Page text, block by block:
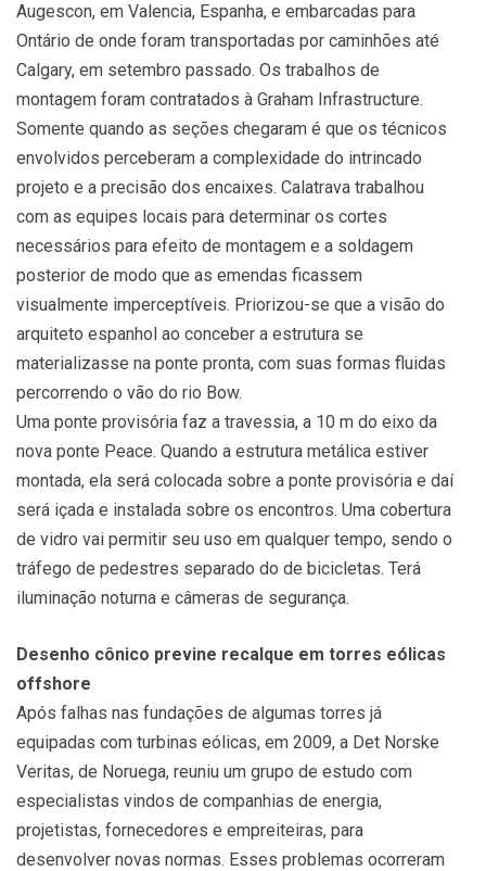
Augescon, em Valencia, Espanha, e embarcadas para
Ontário de onde foram transportadas por caminhões até
Calgary, em setembro passado. Os trabalhos de
montagem foram contratados à Graham Infrastructure.
Somente quando as seções chegaram é que os técnicos
envolvidos perceberam a complexidade do intrincado
projeto e a precisão dos encaixes. Calatrava trabalhou
com as equipes locais para determinar os cortes
necessários para efeito de montagem e a soldagem
posterior de modo que as emendas ficassem
visualmente imperceptíveis. Priorizou-se que a visão do
arquiteto espanhol ao conceber a estrutura se
materializasse na ponte pronta, com suas formas fluidas
percorrendo o vão do rio Bow.
Uma ponte provisória faz a travessia, a 10 m do eixo da
nova ponte Peace. Quando a estrutura metálica estiver
montada, ela será colocada sobre a ponte provisória e daí
será içada e instalada sobre os encontros. Uma cobertura
de vidro vai permitir seu uso em qualquer tempo, sendo o
tráfego de pedestres separado do de bicicletas. Terá
iluminação noturna e câmeras de segurança.
Desenho cônico previne recalque em torres eólicas
offshore
Após falhas nas fundações de algumas torres já
equipadas com turbinas eólicas, em 2009, a Det Norske
Veritas, de Noruega, reuniu um grupo de estudo com
especialistas vindos de companhias de energia,
projetistas, fornecedores e empreiteiras, para
desenvolver novas normas. Esses problemas ocorreram